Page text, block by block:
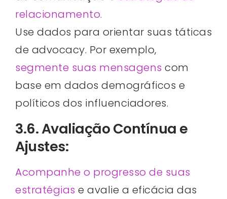
relacionamento.
Use dados para orientar suas táticas
de advocacy. Por exemplo,
segmente suas mensagens com
base em dados demográficos e
políticos dos influenciadores.
3.6. Avaliação Contínua e
Ajustes:
Acompanhe o progresso de suas
estratégias e avalie a eficácia das